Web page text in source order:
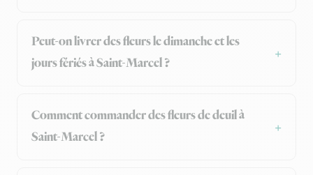
Peut-on livrer des fleurs le dimanche et les
jours fériés à Saint-Marcel ?
Comment commander des fleurs de deuil à
Saint-Marcel ?